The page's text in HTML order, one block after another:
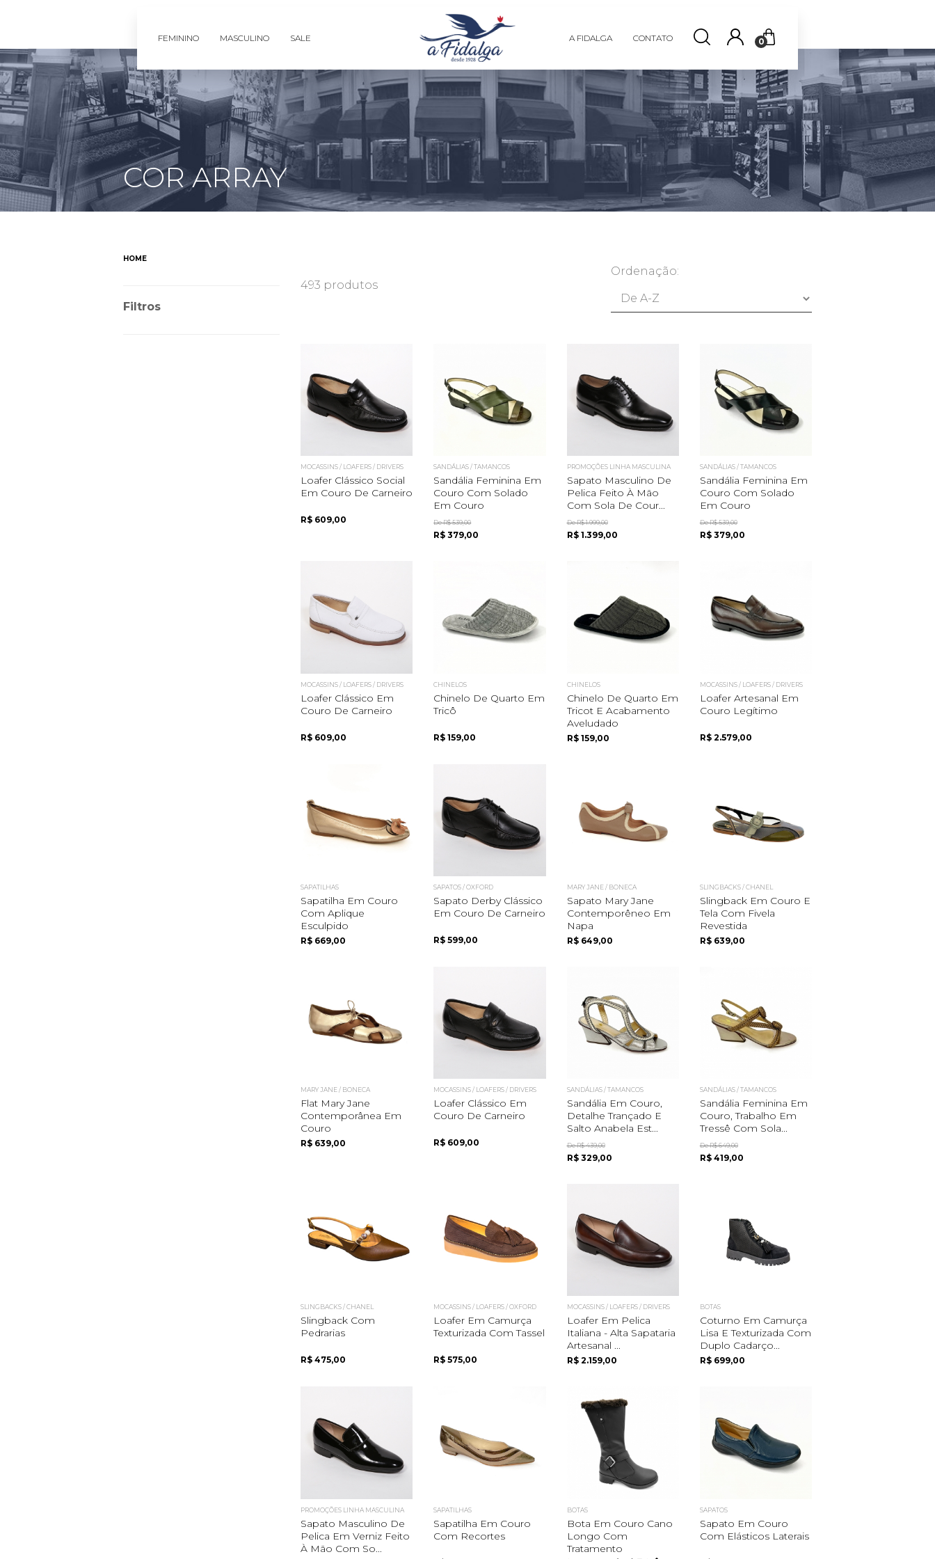
0
FEMININO MASCULINO SALE A FIDALGA CONTATO
COR ARRAY
HOME
493 produtos
Ordenação:
MOCASSINS / LOAFERS / DRIVERS
Loafer Clássico Social
Em Couro De Carneiro
R$ 609,00
SANDÁLIAS / TAMANCOS
Sandália Feminina Em
Couro Com Solado
Em Couro
De R$ 539,00
R$ 379,00
PROMOÇÕES LINHA MASCULINA
Sapato Masculino De
Pelica Feito À Mão
Com Sola De Cour...
De R$ 1.999,00
R$ 1.399,00
SANDÁLIAS / TAMANCOS
Sandália Feminina Em
Couro Com Solado
Em Couro
De R$ 539,00
R$ 379,00
MOCASSINS / LOAFERS / DRIVERS
Loafer Clássico Em
Couro De Carneiro
R$ 609,00
CHINELOS
Chinelo De Quarto Em
Tricô
R$ 159,00
CHINELOS
Chinelo De Quarto Em
Tricot E Acabamento
Aveludado
R$ 159,00
MOCASSINS / LOAFERS / DRIVERS
Loafer Artesanal Em
Couro Legítimo
R$ 2.579,00
SAPATILHAS
Sapatilha Em Couro
Com Aplique
Esculpido
R$ 669,00
SAPATOS / OXFORD
Sapato Derby Clássico
Em Couro De Carneiro
R$ 599,00
MARY JANE / BONECA
Sapato Mary Jane
Contemporêneo Em
Napa
R$ 649,00
SLINGBACKS / CHANEL
Slingback Em Couro E
Tela Com Fivela
Revestida
R$ 639,00
MARY JANE / BONECA
Flat Mary Jane
Contemporânea Em
Couro
R$ 639,00
MOCASSINS / LOAFERS / DRIVERS
Loafer Clássico Em
Couro De Carneiro
R$ 609,00
SANDÁLIAS / TAMANCOS
Sandália Em Couro,
Detalhe Trançado E
Salto Anabela Est...
De R$ 439,00
R$ 329,00
SANDÁLIAS / TAMANCOS
Sandália Feminina Em
Couro, Trabalho Em
Tressê Com Sola...
De R$ 649,00
R$ 419,00
SLINGBACKS / CHANEL
Slingback Com
Pedrarias
R$ 475,00
MOCASSINS / LOAFERS / OXFORD
Loafer Em Camurça
Texturizada Com Tassel
R$ 575,00
MOCASSINS / LOAFERS / DRIVERS
Loafer Em Pelica
Italiana - Alta Sapataria
Artesanal ...
R$ 2.159,00
BOTAS
Coturno Em Camurça
Lisa E Texturizada Com
Duplo Cadarço...
R$ 699,00
PROMOÇÕES LINHA MASCULINA
Sapato Masculino De
Pelica Em Verniz Feito
À Mão Com So...
SAPATILHAS
Sapatilha Em Couro
Com Recortes
BOTAS
Bota Em Couro Cano
Longo Com
Tratamento
SAPATOS
Sapato Em Couro
Com Elásticos Laterais
Filtros